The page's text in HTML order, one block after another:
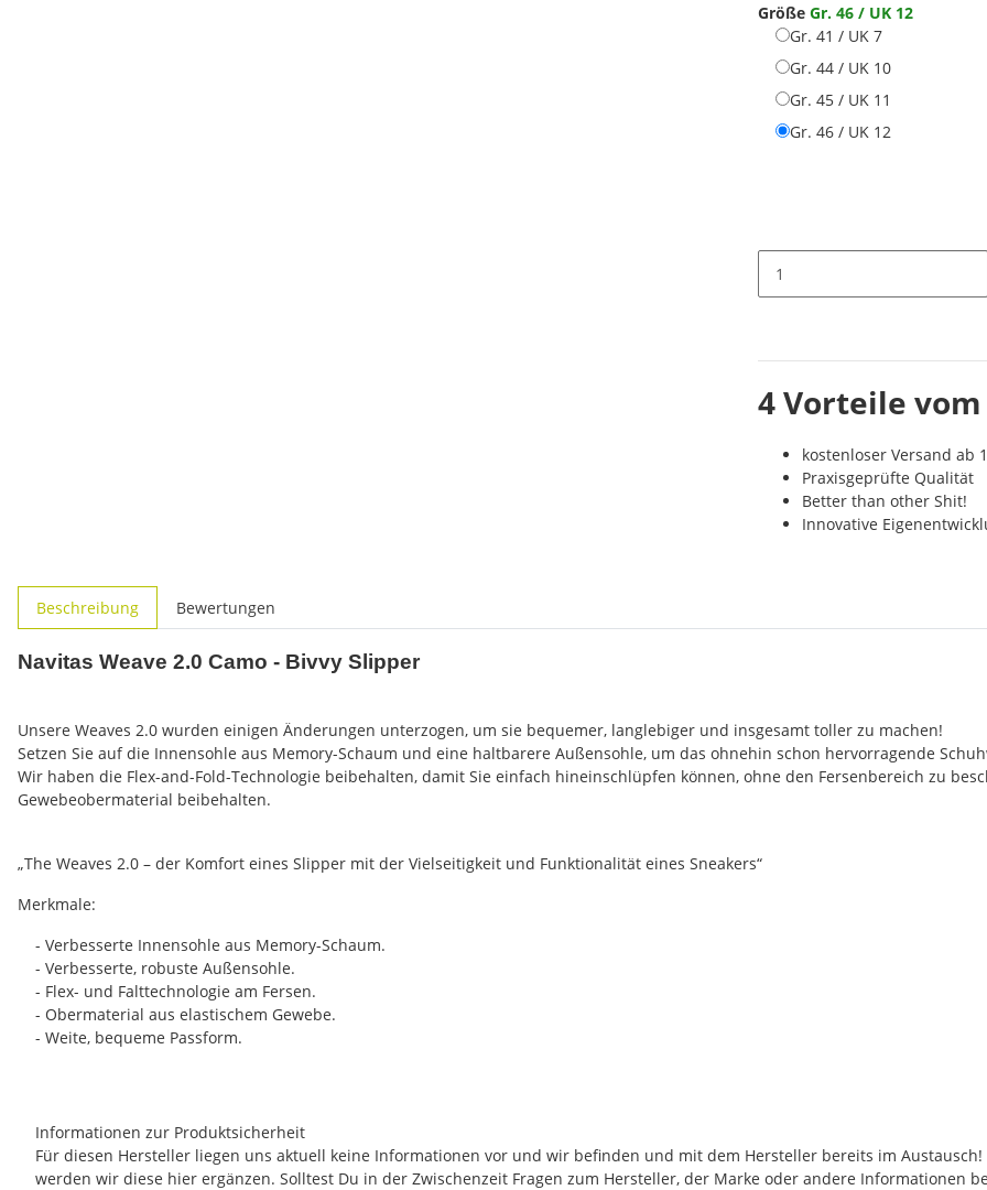
Größe Gr. 46 / UK 12
Gr. 41 / UK 7Gr. 41 / UK 7
Gr. 44 / UK 10Gr. 44 / UK
Gr. 45 / UK 11
Gr. 46 / UK 12
4 Vorteile
kostenloser Versand ab
Praxisgeprüfte Qualität
Better than other Shit!
Innovative
Beschreibung Bewertungen
Navitas Weave 2.0 Camo - Bivvy Slipper
Unsere Weaves 2.0 wurden einigen Änderungen unterzogen, um sie bequemer, langlebiger und insgesamt toller zu machen!
Setzen Sie auf die Innensohle aus Memory-Schaum und eine haltbarere Außensohle, um das ohnehin schon hervorragende
Wir haben die Flex-and-Fold-Technologie beibehalten, damit Sie einfach hineinschlüpfen können, ohne den Fersenbereich zu
Gewebeobermaterial beibehalten.
„The Weaves 2.0 – der Komfort eines Slipper mit der Vielseitigkeit und Funktionalität eines Sneakers“
Merkmale:
- Verbesserte Innensohle aus Memory-Schaum.
- Verbesserte, robuste Außensohle.
- Flex- und Falttechnologie am Fersen.
- Obermaterial aus elastischem Gewebe.
- Weite, bequeme Passform.
Informationen zur Produktsicherheit
Für diesen Hersteller liegen uns aktuell keine Informationen vor und wir befinden und mit dem Hersteller bereits im
werden wir diese hier ergänzen. Solltest Du in der Zwischenzeit Fragen zum Hersteller, der Marke oder andere Informationen